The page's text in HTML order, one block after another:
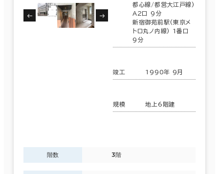
都心線/都営大江戸線)
A2口 9分
新宿御苑前駅(東京メ
トロ丸ノ内線) 1番口
9分
竣工 1990年 9月
規模 地上6階建
階数 3階